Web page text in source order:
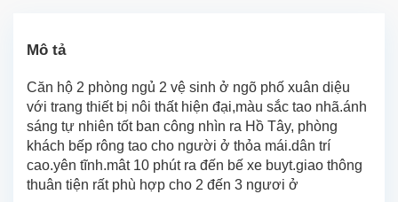
Mô tả
Căn hộ 2 phòng ngủ 2 vệ sinh ở ngõ phố xuân diệu
với trang thiết bị nôi thất hiện đại,màu sắc tao nhã.ánh
sáng tự nhiên tốt ban công nhìn ra Hồ Tây, phòng
khách bếp rông tao cho người ở thỏa mái.dân trí
cao.yên tĩnh.mât 10 phút ra đến bế xe buyt.giao thông
thuân tiện rất phù hợp cho 2 đến 3 ngươi ở